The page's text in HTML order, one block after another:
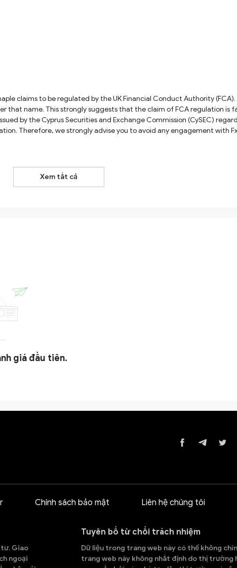
that name. This strongly suggests that the claim of FCA regulation is
funds or
Xem tất cả
giá đầu tiên.
Chính sách bảo mật Liên hệ chúng tôi
Giao
ngoại
Tuyên bố từ chối trách nhiệm
Dữ liệu trong trang web này có thể không
trang web này không nhất định do thị trường